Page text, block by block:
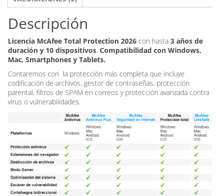
cantidad
Descripción
Licencia McAfee Total Protection 2026 con hasta 3 años de
duración y 10 dispositivos. Compatibilidad con Windows,
Mac, Smartphones y Tablets.
Contaremos con la protección más completa que incluye
codificación de archivos, gestor de contraseñas, protección
parental, filtros de SPAM en correos y protección avanzada contra
virus o vulnerabilidades.